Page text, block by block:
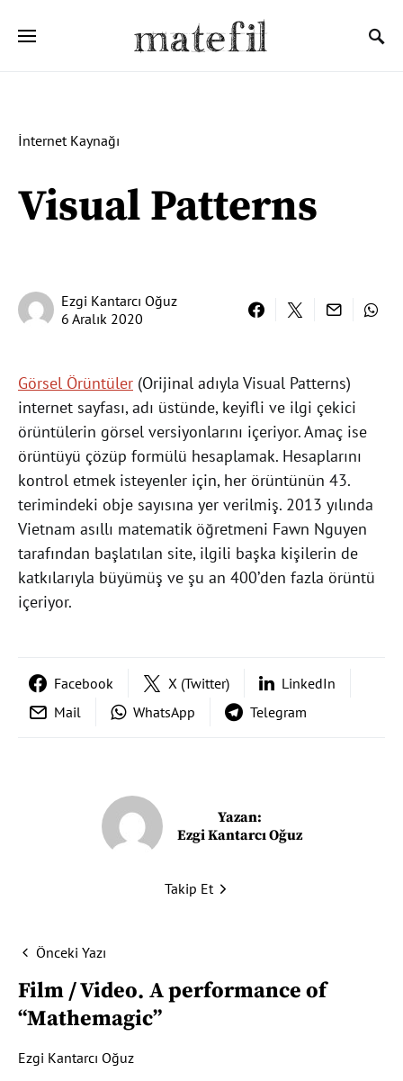
İnternet Kaynağı
Visual Patterns
Ezgi Kantarcı Oğuz
6 Aralık 2020
Görsel Örüntüler (Orijinal adıyla Visual Patterns)
internet sayfası, adı üstünde, keyifli ve ilgi çekici
örüntülerin görsel versiyonlarını içeriyor. Amaç ise
örüntüyü çözüp formülü hesaplamak. Hesaplarını
kontrol etmek isteyenler için, her örüntünün 43.
terimindeki obje sayısına yer verilmiş. 2013 yılında
Vietnam asıllı matematik öğretmeni Fawn Nguyen
tarafından başlatılan site, ilgili başka kişilerin de
katkılarıyla büyümüş ve şu an 400’den fazla örüntü
içeriyor.
Facebook X (Twitter)
LinkedIn
Mail
WhatsApp Telegram
Yazan:
Ezgi Kantarcı Oğuz
Takip Et
Önceki Yazı
Film / Video A performance of
“Mathemagic”
Ezgi Kantarcı Oğuz